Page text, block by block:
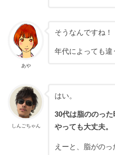
あや
そうなんですね！
年代によっても違
しんごちゃん
はい。
30代は脂ののっ
やっても大丈夫。
えーと、脂がの